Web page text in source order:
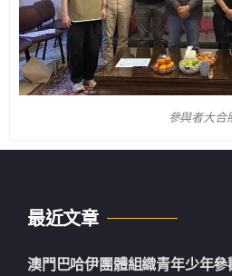
參與者大合
最近文章
澳門巴哈伊團體組織青年少年